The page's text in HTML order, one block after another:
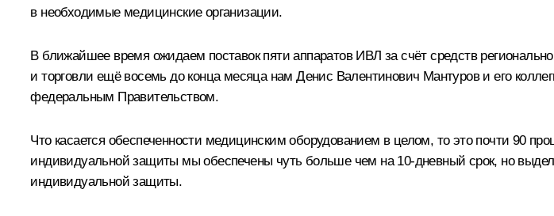
в необходимые медицинские организации.
В ближайшее время ожидаем поставок пяти аппаратов ИВЛ за счёт средств
и торговли ещё восемь до конца месяца нам Денис Валентинович Мантуров и его
федеральным Правительством.
Что касается обеспеченности медицинским оборудованием в целом, то это почти 90
индивидуальной защиты мы обеспечены чуть больше чем на 10‑дневный срок, но
индивидуальной защиты.